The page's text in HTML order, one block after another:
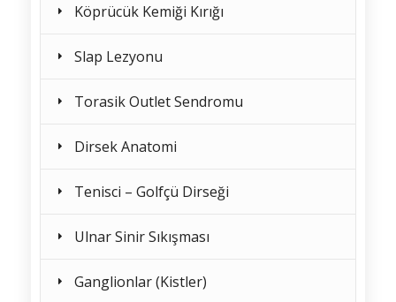
Köprücük Kemiği Kırığı
Slap Lezyonu
Torasik Outlet Sendromu
Dirsek Anatomi
Tenisci – Golfçü Dirseği
Ulnar Sinir Sıkışması
Ganglionlar (Kistler)